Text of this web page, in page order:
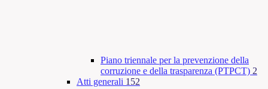
Piano triennale per la prevenzione della
corruzione e della trasparenza (PTPCT) 2
Atti generali 152